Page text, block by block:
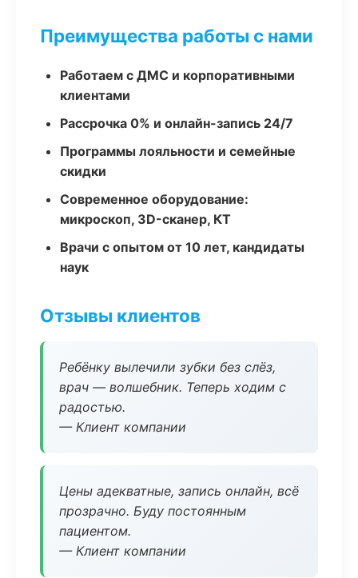
Преимущества работы с нами
Работаем с ДМС и корпоративными
клиентами
Рассрочка 0% и онлайн-запись 24/7
Программы лояльности и семейные
скидки
Современное оборудование:
микроскоп, 3D-сканер, КТ
Врачи с опытом от 10 лет, кандидаты
наук
Отзывы клиентов
Ребёнку вылечили зубки без слёз,
врач — волшебник. Теперь ходим с
радостью.
— Клиент компании
Цены адекватные, запись онлайн, всё
прозрачно. Буду постоянным
пациентом.
— Клиент компании